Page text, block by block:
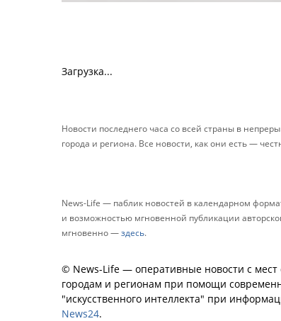
Загрузка...
Новости последнего часа со всей страны в
города и региона. Все новости, как они есть —
News-Life — паблик новостей в календарном
и возможностью мгновенной публикации
мгновенно —здесь.
© News-Life — оперативные новости с мест
городам и регионам при помощи
"искусственного интеллекта" при
News24.